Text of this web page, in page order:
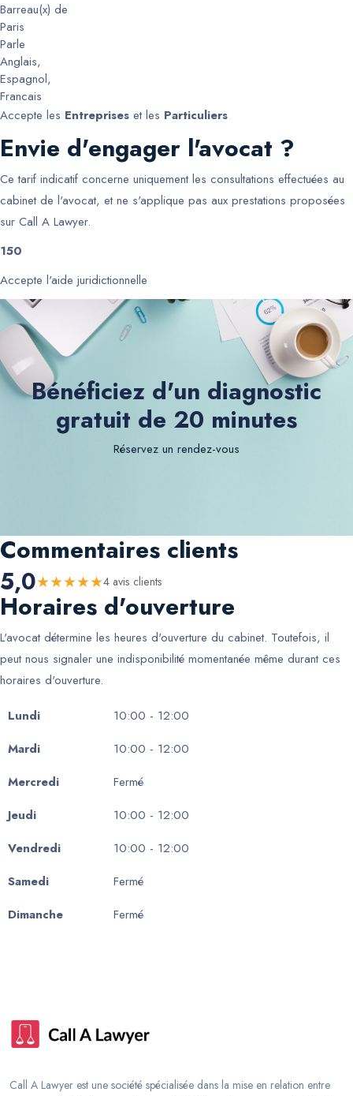
Barreau(x) de
Paris
Parle
Anglais,
Espagnol,
Francais
Accepte les Entreprises et les Particuliers
Envie d'engager l'avocat ?
Ce tarif indicatif concerne uniquement les consultations effectuées au
cabinet de l'avocat, et ne s'applique pas aux prestations proposées
sur Call A Lawyer.
150
Accepte l'aide juridictionnelle
Bénéficiez d'un diagnostic
gratuit de 20 minutes
Réservez un rendez-vous
Commentaires clients
5,0★★★★★4 avis clients
Horaires d'ouverture
L'avocat détermine les heures d'ouverture du cabinet. Toutefois, il
peut nous signaler une indisponibilité momentanée même durant ces
horaires d'ouverture.
Lundi
10:00 - 12:00
Mardi
10:00 - 12:00
Mercredi
Fermé
Jeudi
10:00 - 12:00
Vendredi
10:00 - 12:00
Samedi
Fermé
Dimanche
Fermé
Call A Lawyer est une société spécialisée dans la mise en relation entre